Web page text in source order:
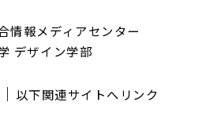
報メディアセンター
デザイン学部
以下関連サイトへリンク